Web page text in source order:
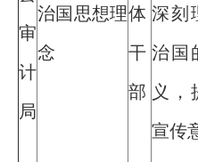
审
计
局
治国思想理
念
体
干
部
深刻
治国
义，
宣传